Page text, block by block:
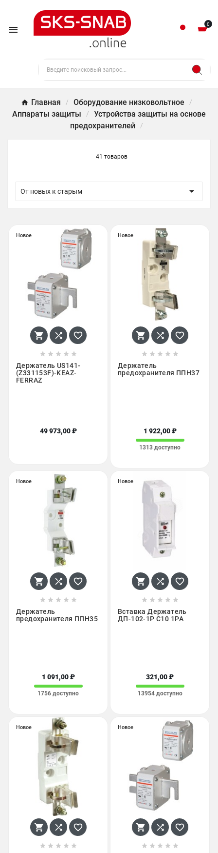
 0
Главная
Оборудование низковольтное
Аппараты защиты
Устройства защиты на основе
предохранителей
41 товаров
От новых к старым 
Новое
  
    
Держатель US141-
(Z331153F)-KEAZ-
FERRAZ
49 973,00 ₽
Новое
  
    
Держатель
предохранителя ППН37
1 922,00 ₽
1313 доступно
Новое
  
    
Держатель
предохранителя ППН35
1 091,00 ₽
1756 доступно
Новое
  
    
Вставка Держатель
ДП-102-1P С10 1PА
321,00 ₽
13954 доступно
Новое
  
    
Новое
  
    